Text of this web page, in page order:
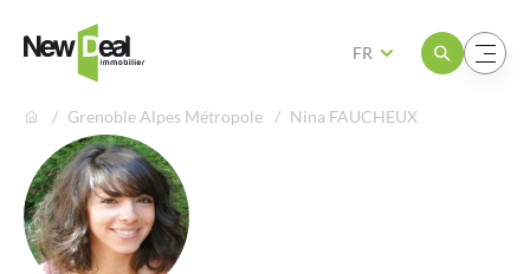
Ouvrir le menuOuvrir le menu
FR
Grenoble Alpes Métropole Nina FAUCHEUX